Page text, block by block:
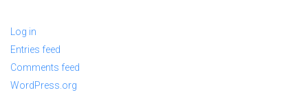
Log in
Entries feed
Comments feed
WordPress.org